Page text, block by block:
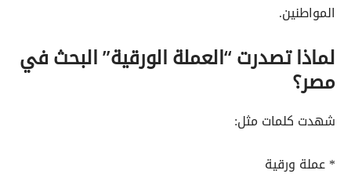
المواطنين.
لماذا تصدرت “العملة الورقية” البحث في
مصر؟
شهدت كلمات مثل:
* عملة ورقية